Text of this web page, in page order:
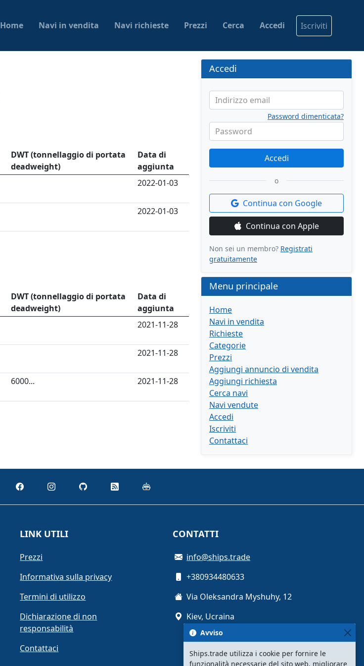
Home Navi in vendita Navi richieste Prezzi Cerca Accedi Iscriviti
DWT (tonnellaggio di portata
deadweight)
Data di
aggiunta
2022-01-03
2022-01-03
DWT (tonnellaggio di portata
deadweight)
Data di
aggiunta
2021-11-28
2021-11-28
6000... 2021-11-28
Accedi
Indirizzo email
Password
Password dimenticata?
Accedi
o
Continua con Google
Continua con Apple
Non sei un membro? Registrati
gratuitamente
Menu principale
Home
Navi in vendita
Richieste
Categorie
Prezzi
Aggiungi annuncio di vendita
Aggiungi richiesta
Cerca navi
Navi vendute
Accedi
Iscriviti
Contattaci
LINK UTILI
Prezzi
Informativa sulla privacy
Termini di utilizzo
Dichiarazione di non
responsabilità
Contattaci
CONTATTI
info@ships.trade
+380934480633
Via Oleksandra Myshuhy, 12
Kiev, Ucraina
Avviso
Ships.trade utilizza i cookie per fornire le
funzionalità necessarie del sito web, migliorare